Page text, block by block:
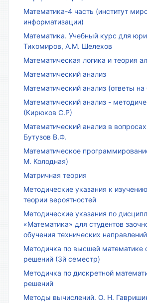
Математика-4 часть (институт
информатизации)
Математика. Учебный курс для
Тихомиров, А.М. Шелехов
Математическая логика и теория
Математический анализ
Математический анализ (ответы на
Математический анализ -
(Кирюков С.Р)
Математический анализ в
Бутузов В.Ф.
Математическое
М. Колодная)
Матричная теория
Методические указания к
теории вероятностей
Методические указания по
«Математика» для студентов
обучения технических направлений
Методичка по высшей математике
решений (3й семестр)
Методичка по дискретной
решений
Методы вычислений. О. Н.